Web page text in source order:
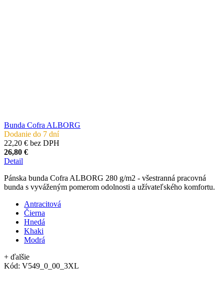
Bunda Cofra ALBORG
Dodanie do 7 dní
22,20 € bez DPH
26,80 €
Detail
Pánska bunda Cofra ALBORG 280 g/m2 - všestranná pracovná
bunda s vyváženým pomerom odolnosti a užívateľského komfortu.
Antracitová
Čierna
Hnedá
Khaki
Modrá
+ ďalšie
Kód: V549_0_00_3XL